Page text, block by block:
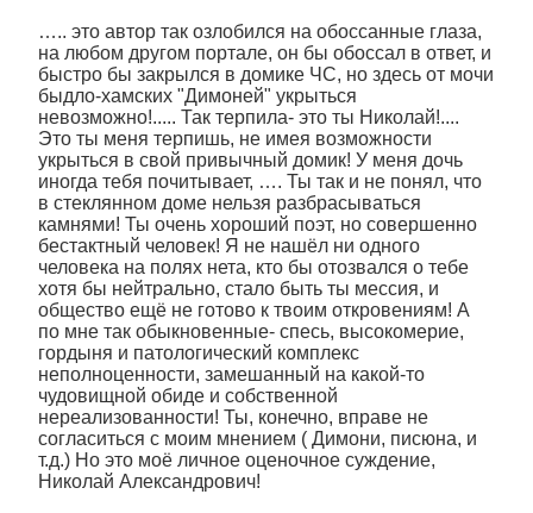
….. это автор так озлобился на обоссанные глаза,
на любом другом портале, он бы обоссал в ответ, и
быстро бы закрылся в домике ЧС, но здесь от мочи
быдло-хамских "Димоней" укрыться
невозможно!..... Так терпила- это ты Николай!....
Это ты меня терпишь, не имея возможности
укрыться в свой привычный домик! У меня дочь
иногда тебя почитывает, …. Ты так и не понял, что
в стеклянном доме нельзя разбрасываться
камнями! Ты очень хороший поэт, но совершенно
бестактный человек! Я не нашёл ни одного
человека на полях нета, кто бы отозвался о тебе
хотя бы нейтрально, стало быть ты мессия, и
общество ещё не готово к твоим откровениям! А
по мне так обыкновенные- спесь, высокомерие,
гордыня и патологический комплекс
неполноценности, замешанный на какой-то
чудовищной обиде и собственной
нереализованности! Ты, конечно, вправе не
согласиться с моим мнением ( Димони, писюна, и
т.д.) Но это моё личное оценочное суждение,
Николай Александрович!